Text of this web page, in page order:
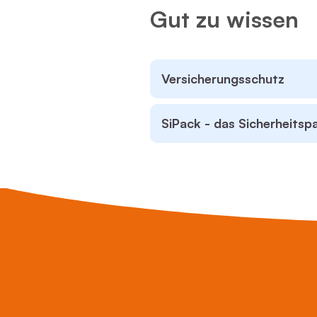
Gut zu wissen
Versicherungsschutz
SiPack - das